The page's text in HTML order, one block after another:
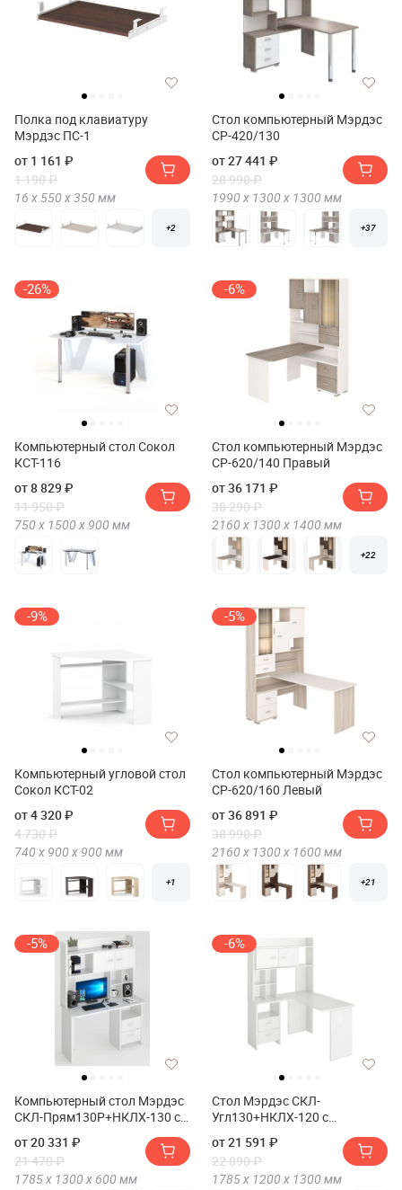
Полка под клавиатуру
Мэрдэс ПС-1
от 1 161 ₽
1 190 ₽
16 х 550 х350 мм
+2
Стол компьютерный Мэрдэс
СР-420/130
от 27 441 ₽
28 990 ₽
1990 х 1300 х 1300 мм
+37
-26%
Компьютерный стол Сокол
КСТ-116
от 8 829 ₽
11 950 ₽
750 х 1500 х 900 мм
-6%
Стол компьютерный Мэрдэс
СР-620/140 Правый
от 36 171 ₽
38 290 ₽
2160 х 1300 х 1400 мм
+22
-9%
Компьютерный угловой стол
Сокол КСТ-02
от 4 320 ₽
4 730 ₽
740 х 900 х 900 мм
+1
-5%
Стол компьютерный Мэрдэс
СР-620/160 Левый
от 36 891 ₽
38 990 ₽
2160 х 1300 х 1600 мм
+21
-5%
Компьютерный стол Мэрдэс
СКЛ-Прям130Р+НКЛХ-130 с
углами
от 20 331 ₽
21 470 ₽
1785 х 1300 х 600 мм
-6%
Стол Мэрдэс СКЛ-
Угл130+НКЛХ-120 с
от 21 591 ₽
22 890 ₽
1785 х 1200 х 1300 мм